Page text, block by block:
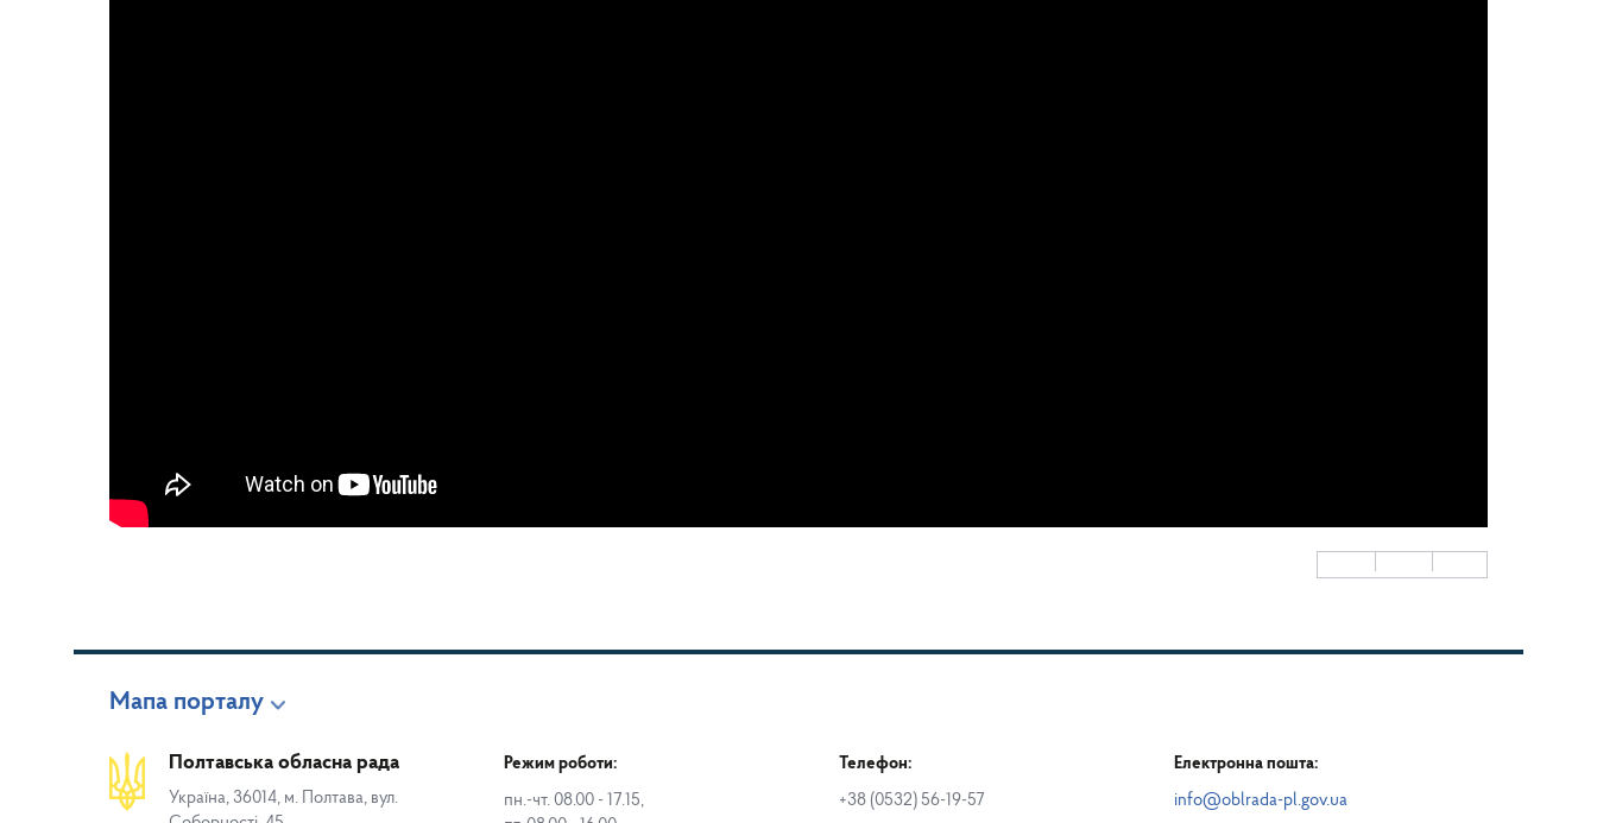
Мапа порталу
Полтавська обласна рада
Україна, 36014, м. Полтава, вул.
Режим роботи:
пн.-чт. 08.00 - 17.15,
Телефон:
+38 (0532) 56-19-57
Електронна пошта:
info@oblrada-pl.gov.ua